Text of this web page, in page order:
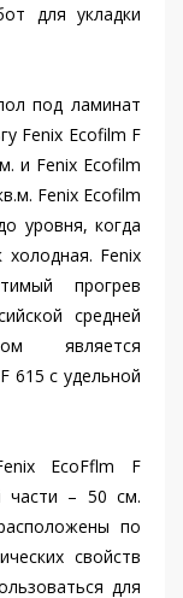
для укладки
под ламинат
Fenix Ecofilm F
и Fenix Ecofilm
Fenix Ecofilm
уровня, когда
Fenix
прогрев
средней
является
615 с удельной
EcoFflm F
части – 50 см.
по
свойств
для